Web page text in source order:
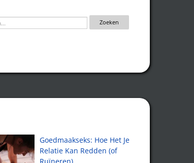
Goedmaakseks: Hoe Het Je
Relatie Kan Redden (of
Ruïneren)